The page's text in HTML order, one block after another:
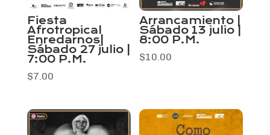
Fiesta
Afrotropical
Enredarnos|
Sábado 27 julio |
7:00 P.M.
$7.00
Arrancamiento |
Sábado 13 julio |
8:00 P.M.
$10.00